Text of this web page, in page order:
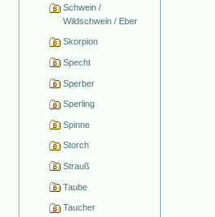
Schwein /
Wildschwein / Eber
Skorpion
Specht
Sperber
Sperling
Spinne
Storch
Strauß
Taube
Taucher